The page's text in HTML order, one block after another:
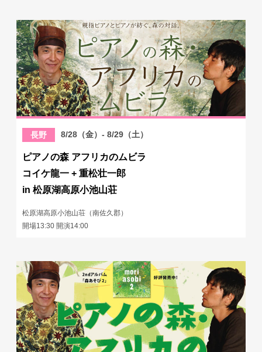
長野 8/28（金）- 8/29（土）
ピアノの森 アフリカのムビラ
コイケ龍一 + 重松壮一郎
in 松原湖高原小池山荘
松原湖高原小池山荘（南佐久郡）
開場13:30 開演14:00